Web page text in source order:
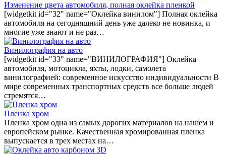
Изменение цвета автомобиля, полная оклейка пленкой
[widgetkit id="32" name="Оклейка винилом"] Полная оклейка
автомобиля на сегодняшний день уже далеко не новинка, и
многие уже знают и не раз…
Винилография на авто
[widgetkit id="33" name="ВИНИЛОГРАФИЯ"] Оклейка
автомобиля, мотоцикла, яхты, лодки, самолета
винилографией: современное искусство индивидуальности В
мире современных транспортных средств все больше людей
стремятся…
Пленка хром
Пленка хром одна из самых дорогих материалов на нашем и
европейском рынке. Качественная хромированная пленка
выпускается в трех местах на…